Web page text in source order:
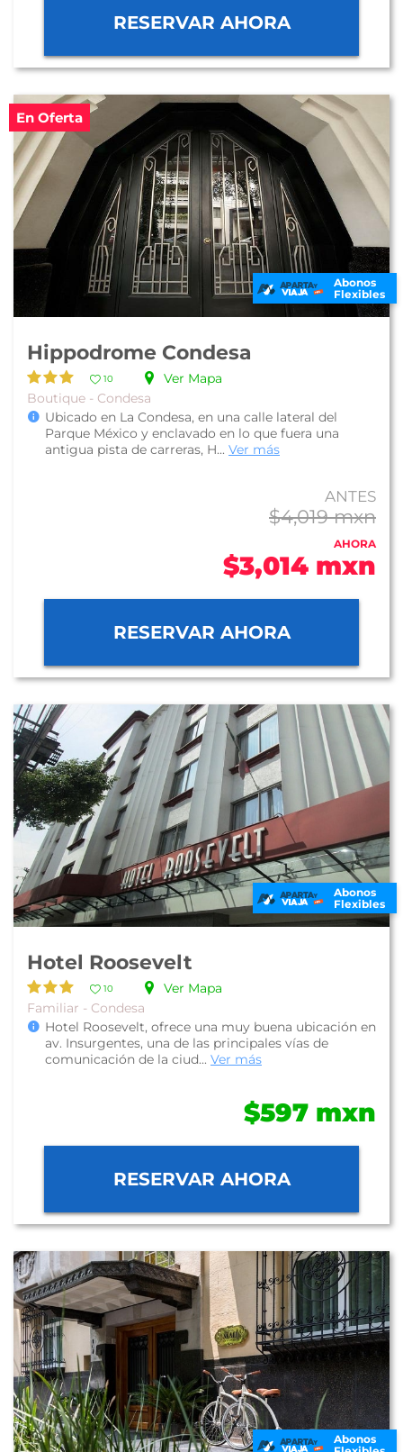
RESERVAR AHORA
En Oferta
Abonos
Flexibles
Hippodrome Condesa
10
Ver Mapa
Boutique - Condesa
Ubicado en La Condesa, en una calle lateral del
Parque México y enclavado en lo que fuera una
antigua pista de carreras, H... Ver más
ANTES
$4,019 mxn
AHORA
$3,014 mxn
RESERVAR AHORA
Abonos
Flexibles
Hotel Roosevelt
10
Ver Mapa
Familiar - Condesa
Hotel Roosevelt, ofrece una muy buena ubicación en
av. Insurgentes, una de las principales vías de
comunicación de la ciud... Ver más
$597 mxn
RESERVAR AHORA
Abonos